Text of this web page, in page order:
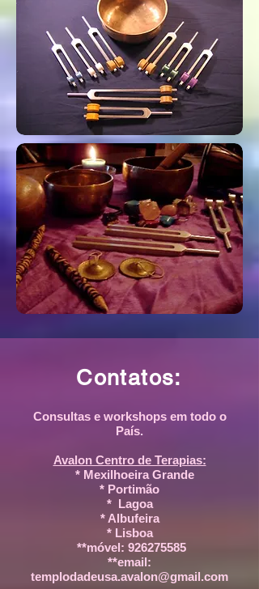
Contatos:
Consultas e workshops em todo o
País.
Avalon Centro de Terapias:
* Mexilhoeira Grande
* Portimão
* Lagoa
* Albufeira
* Lisboa
**móvel: 926275585
**email:
templodadeusa.avalon@gmail.com